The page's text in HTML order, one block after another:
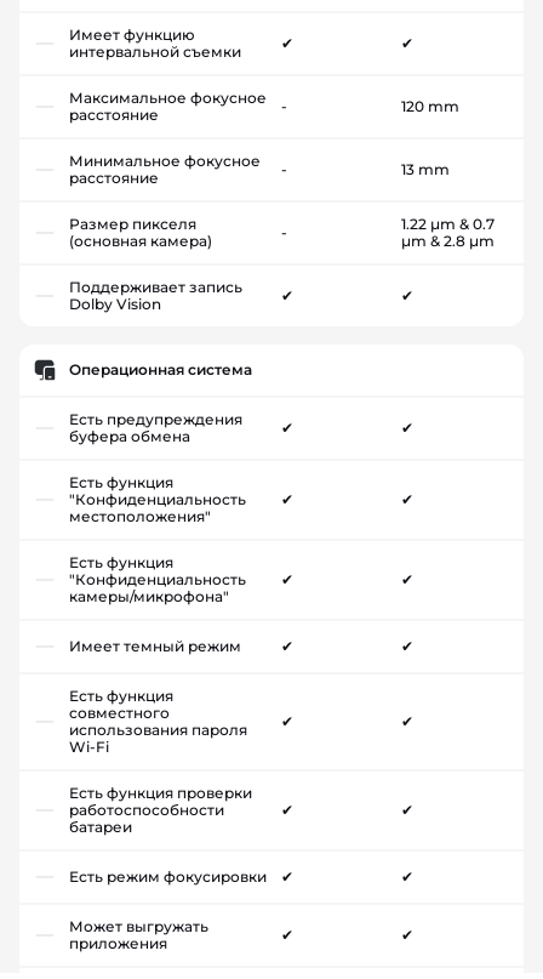
Имеет функцию
интервальной съемки
✔ ✔
Максимальное фокусное
расстояние
- 120 mm
Минимальное фокусное
расстояние
- 13 mm
Размер пикселя
(основная камера)
-
1.22 µm & 0.7
µm & 2.8 µm
Поддерживает запись
Dolby Vision
✔ ✔
Операционная система
Есть предупреждения
буфера обмена
✔ ✔
Есть функция
"Конфиденциальность
местоположения"
✔ ✔
Есть функция
"Конфиденциальность
камеры/микрофона"
✔ ✔
Имеет темный режим ✔ ✔
Есть функция
совместного
использования пароля
Wi-Fi
✔ ✔
Есть функция проверки
работоспособности
батареи
✔ ✔
Есть режим фокусировки ✔ ✔
Может выгружать
приложения
✔ ✔